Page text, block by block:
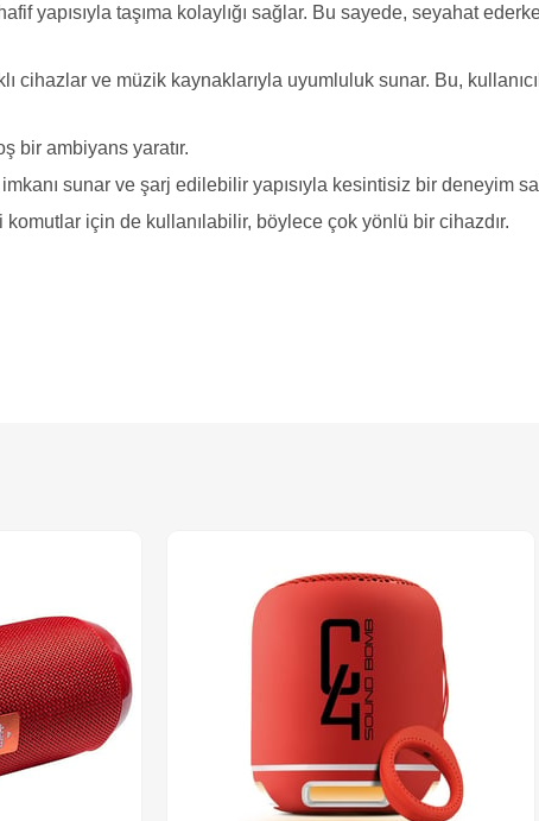
yapısıyla taşıma kolaylığı sağlar. Bu sayede, seyahat
cihazlar ve müzik kaynaklarıyla uyumluluk sunar. Bu,
bir ambiyans yaratır.
sunar ve şarj edilebilir yapısıyla kesintisiz bir deneyim
için de kullanılabilir, böylece çok yönlü bir cihazdır.